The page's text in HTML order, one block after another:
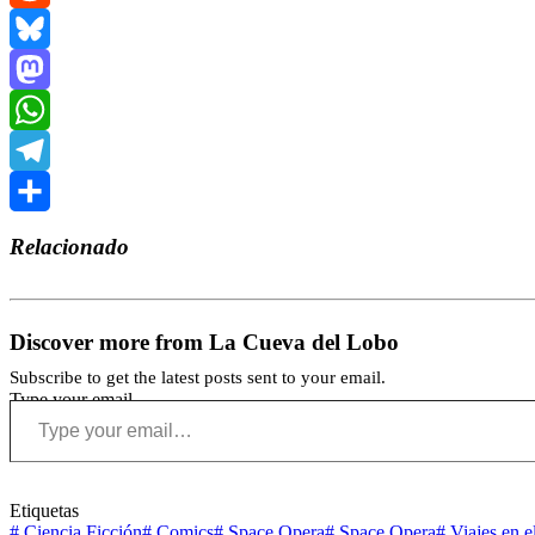
Reddit
Bluesky
Mastodon
WhatsApp
Telegram
Relacionado
Discover more from La Cueva del Lobo
Subscribe to get the latest posts sent to your email.
Type your email…
Etiquetas